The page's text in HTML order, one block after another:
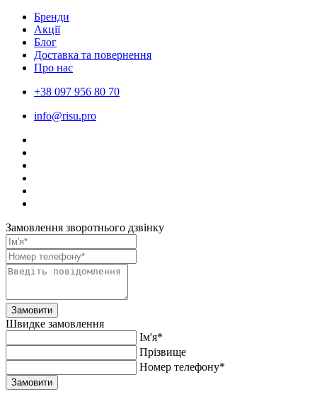
Бренди
Акції
Блог
Доставка та повернення
Про нас
+38 097 956 80 70
info@risu.pro
Замовлення зворотнього дзвінку
Замовити
Швидке замовлення
Ім'я*
Прiзвище
Номер телефону*